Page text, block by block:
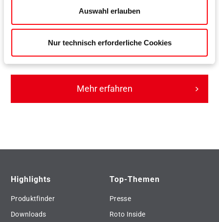
Auswahl erlauben
Nur technisch erforderliche Cookies
Roto Solid C | C7.140
Verdecktes Band für Türen
Mehr erfahren
Highlights
Produktfinder
Downloads
Top-Themen
Presse
Roto Inside